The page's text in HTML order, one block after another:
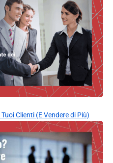
Clienti (E Vendere di Più)